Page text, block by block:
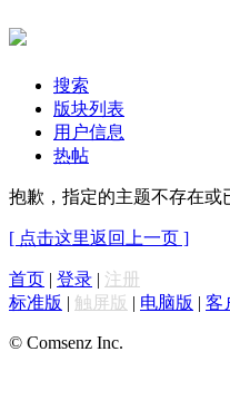
搜索
版块列表
用户信息
热帖
抱歉，指定的主题不存在或
[ 点击这里返回上一页 ]
首页 | 登录 | 注册
标准版 | 触屏版 | 电脑版 | 客
© Comsenz Inc.